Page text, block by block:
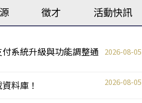
徵才 活動快訊
付系統升級與功能調整通
2026-08-05
料庫！ 2026-08-05